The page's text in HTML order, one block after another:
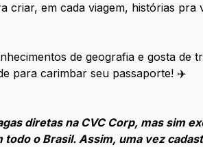
em cada viagem, histórias pra
de geografia e gosta de
para carimbar seu passaporte! ✈️
diretas na CVC Corp, mas sim
o Brasil. Assim, uma vez